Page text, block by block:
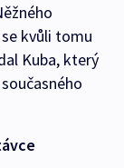
kvůli tomu
Kuba, který